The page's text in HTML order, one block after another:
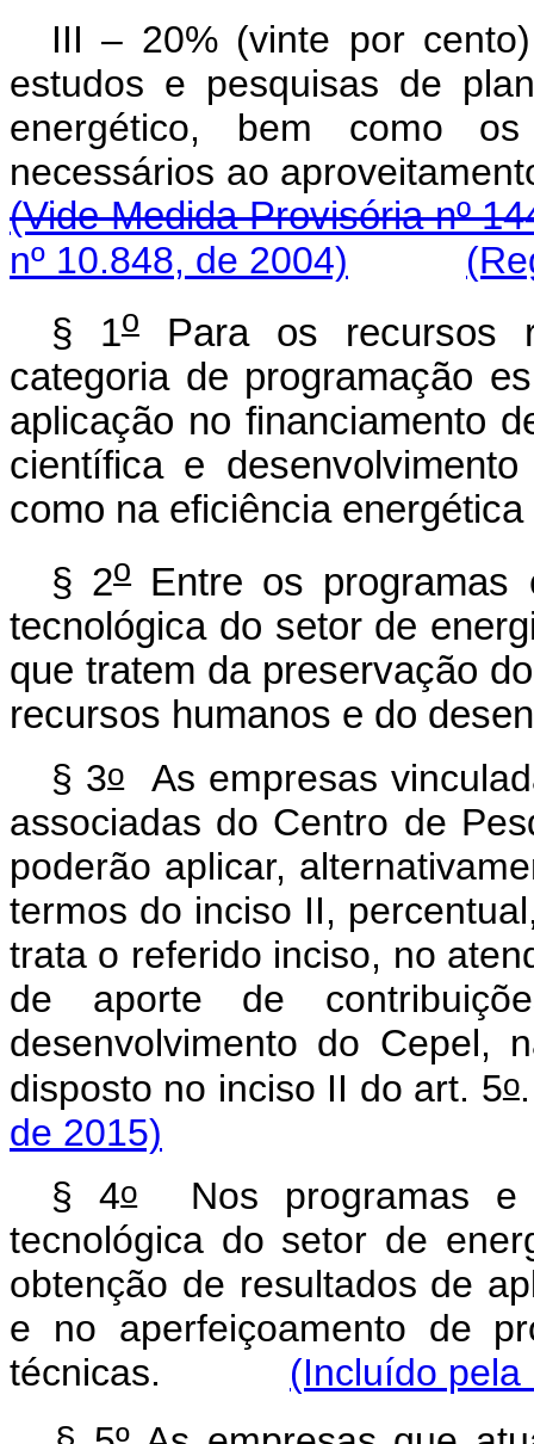
III – 20% (vinte por
estudos e pesquisas de
energético, bem como
necessários ao
(Vide Medida Provisória nº
nº 10.848, de 2004)
§ 1oPara os recursos
categoria de programação
aplicação no financiamento
científica e
como na eficiência
§ 2oEntre os programas
tecnológica do setor de
que tratem da preservação
recursos humanos e do
§ 3oAs empresas
associadas do Centro de
poderão aplicar,
termos do inciso II,
trata o referido inciso, no
de aporte de
desenvolvimento do Cepel,
disposto no inciso II do art. 5o
de 2015)
§ 4oNos programas e
tecnológica do setor de
obtenção de resultados de
e no aperfeiçoamento de
técnicas. (Incluído pela